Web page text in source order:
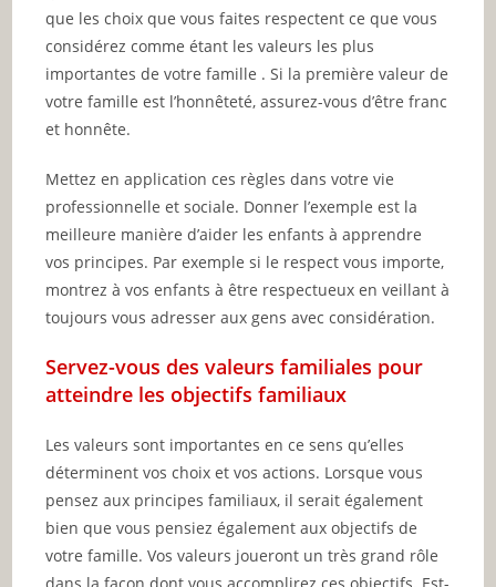
que les choix que vous faites respectent ce que vous
considérez comme étant les valeurs les plus
importantes de votre famille . Si la première valeur de
votre famille est l’honnêteté, assurez-vous d’être franc
et honnête.
Mettez en application ces règles dans votre vie
professionnelle et sociale. Donner l’exemple est la
meilleure manière d’aider les enfants à apprendre
vos principes. Par exemple si le respect vous importe,
montrez à vos enfants à être respectueux en veillant à
toujours vous adresser aux gens avec considération.
Servez-vous des valeurs familiales pour
atteindre les objectifs familiaux
Les valeurs sont importantes en ce sens qu’elles
déterminent vos choix et vos actions. Lorsque vous
pensez aux principes familiaux, il serait également
bien que vous pensiez également aux objectifs de
votre famille. Vos valeurs joueront un très grand rôle
dans la façon dont vous accomplirez ces objectifs. Est-